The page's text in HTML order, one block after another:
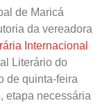
de Maricá
da vereadora
Internacional
Literário do
de quinta-feira
etapa necessária